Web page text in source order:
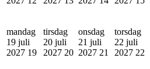
mandag
19 juli
2027 19
tirsdag
20 juli
2027 20
onsdag
21 juli
2027 21
torsdag
22 juli
2027 22